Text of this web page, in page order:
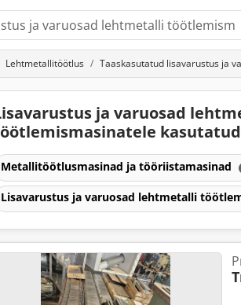
Lehtmetallitöötlus Taaskasutatud lisavarustus ja
ja varuosad
Metallitöötlusmasinad ja tööriistamasinad
Lisavarustus ja varuosad lehtmetalli